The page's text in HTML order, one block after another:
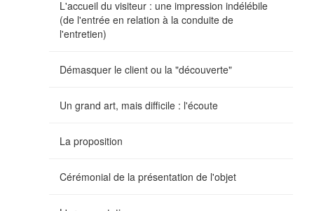
L'accueil du visiteur : une impression indélébile
(de l'entrée en relation à la conduite de
l'entretien)
Démasquer le client ou la "découverte"
Un grand art, mais difficile : l'écoute
La proposition
Cérémonial de la présentation de l'objet